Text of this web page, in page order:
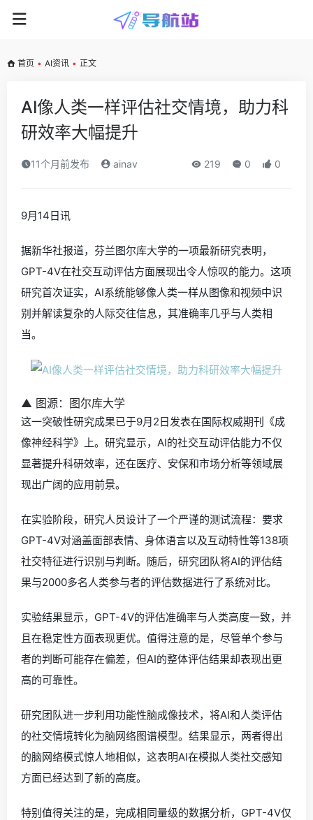
首页 • AI资讯 • 正文
AI像人类一样评估社交情境，助力科
研效率大幅提升
11个月前发布 ainav 219 0 0
9月14日讯
据新华社报道，芬兰图尔库大学的一项最新研究表明，
GPT-4V在社交互动评估方面展现出令人惊叹的能力。这项
研究首次证实，AI系统能够像人类一样从图像和视频中识
别并解读复杂的人际交往信息，其准确率几乎与人类相
当。
▲ 图源：图尔库大学
这一突破性研究成果已于9月2日发表在国际权威期刊《成
像神经科学》上。研究显示，AI的社交互动评估能力不仅
显著提升科研效率，还在医疗、安保和市场分析等领域展
现出广阔的应用前景。
在实验阶段，研究人员设计了一个严谨的测试流程：要求
GPT-4V对涵盖面部表情、身体语言以及互动特性等138项
社交特征进行识别与判断。随后，研究团队将AI的评估结
果与2000多名人类参与者的评估数据进行了系统对比。
实验结果显示，GPT-4V的评估准确率与人类高度一致，并
且在稳定性方面表现更优。值得注意的是，尽管单个参与
者的判断可能存在偏差，但AI的整体评估结果却表现出更
高的可靠性。
研究团队进一步利用功能性脑成像技术，将AI和人类评估
的社交情境转化为脑网络图谱模型。结果显示，两者得出
的脑网络模式惊人地相似，这表明AI在模拟人类社交感知
方面已经达到了新的高度。
特别值得关注的是，完成相同量级的数据分析，GPT-4V仅